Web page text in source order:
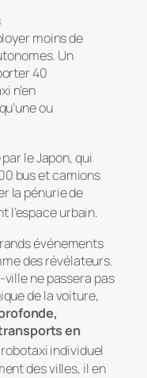
moins de
Un
40
n’en
ou
le Japon, qui
bus et camions
la pénurie de
l’espace urbain.
événements
des révélateurs.
ne passera pas
de la voiture,
en
robotaxi individuel
des villes, il en